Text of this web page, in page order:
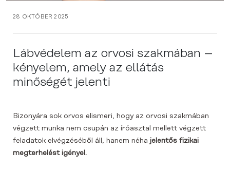
28 OKTÓBER 2025
Lábvédelem az orvosi szakmában –
kényelem, amely az ellátás
minőségét jelenti
Bizonyára sok orvos elismeri, hogy az orvosi szakmában
végzett munka nem csupán az íróasztal mellett végzett
feladatok elvégzéséből áll, hanem néha jelentős fizikai
megterhelést igényel.